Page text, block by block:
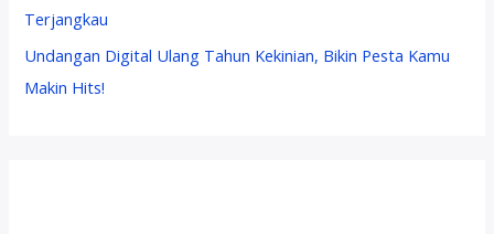
Terjangkau
Undangan Digital Ulang Tahun Kekinian, Bikin Pesta Kamu
Makin Hits!